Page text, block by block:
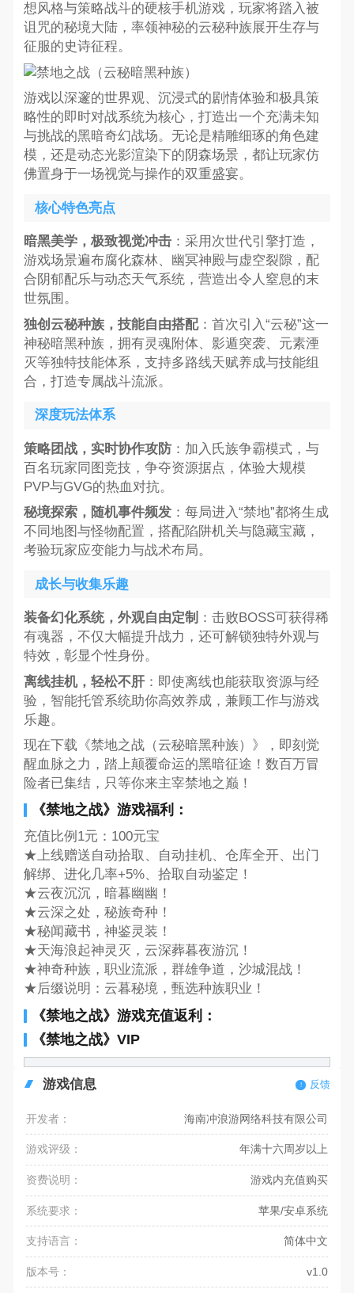
想风格与策略战斗的硬核手机游戏，玩家将踏入被
诅咒的秘境大陆，率领神秘的云秘种族展开生存与
征服的史诗征程。
游戏以深邃的世界观、沉浸式的剧情体验和极具策
略性的即时对战系统为核心，打造出一个充满未知
与挑战的黑暗奇幻战场。无论是精雕细琢的角色建
模，还是动态光影渲染下的阴森场景，都让玩家仿
佛置身于一场视觉与操作的双重盛宴。
核心特色亮点
暗黑美学，极致视觉冲击：采用次世代引擎打造，
游戏场景遍布腐化森林、幽冥神殿与虚空裂隙，配
合阴郁配乐与动态天气系统，营造出令人窒息的末
世氛围。
独创云秘种族，技能自由搭配：首次引入“云秘”这一
神秘暗黑种族，拥有灵魂附体、影遁突袭、元素湮
灭等独特技能体系，支持多路线天赋养成与技能组
合，打造专属战斗流派。
深度玩法体系
策略团战，实时协作攻防：加入氏族争霸模式，与
百名玩家同图竞技，争夺资源据点，体验大规模
PVP与GVG的热血对抗。
秘境探索，随机事件频发：每局进入“禁地”都将生成
不同地图与怪物配置，搭配陷阱机关与隐藏宝藏，
考验玩家应变能力与战术布局。
成长与收集乐趣
装备幻化系统，外观自由定制 ：击败BOSS可获得稀
有魂器，不仅大幅提升战力，还可解锁独特外观与
特效，彰显个性身份。
离线挂机，轻松不肝：即使离线也能获取资源与经
验，智能托管系统助你高效养成，兼顾工作与游戏
乐趣。
现在下载《禁地之战（云秘暗黑种族）》，即刻觉
醒血脉之力，踏上颠覆命运的黑暗征途！数百万冒
险者已集结，只等你来主宰禁地之巅！
《禁地之战》游戏福利：
充值比例1元：100元宝
★上线赠送自动拾取、自动挂机、仓库全开、出门
解绑、进化几率+5%、拾取自动鉴定！
★云夜沉沉，暗暮幽幽！
★云深之处，秘族奇种！
★秘闻藏书，神鉴灵装！
★天海浪起神灵灭，云深葬暮夜游沉！
★神奇种族，职业流派，群雄争道，沙城混战！
★后缀说明：云暮秘境，甄选种族职业！
《禁地之战》游戏充值返利：
《禁地之战》VIP
游戏信息 反馈
开发者： 海南冲浪游网络科技有限公司
游戏评级： 年满十六周岁以上
资费说明： 游戏内充值购买
系统要求： 苹果/安卓系统
支持语言： 简体中文
版本号： v1.0